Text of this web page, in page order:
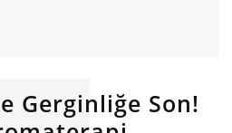
Gerginliğe Son!